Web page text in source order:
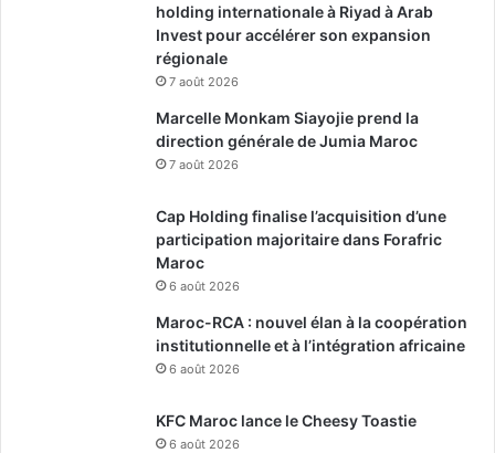
holding internationale à Riyad à Arab
Invest pour accélérer son expansion
régionale
7 août 2026
Marcelle Monkam Siayojie prend la
direction générale de Jumia Maroc
7 août 2026
Cap Holding finalise l’acquisition d’une
participation majoritaire dans Forafric
Maroc
6 août 2026
Maroc-RCA : nouvel élan à la coopération
institutionnelle et à l’intégration africaine
6 août 2026
KFC Maroc lance le Cheesy Toastie
6 août 2026